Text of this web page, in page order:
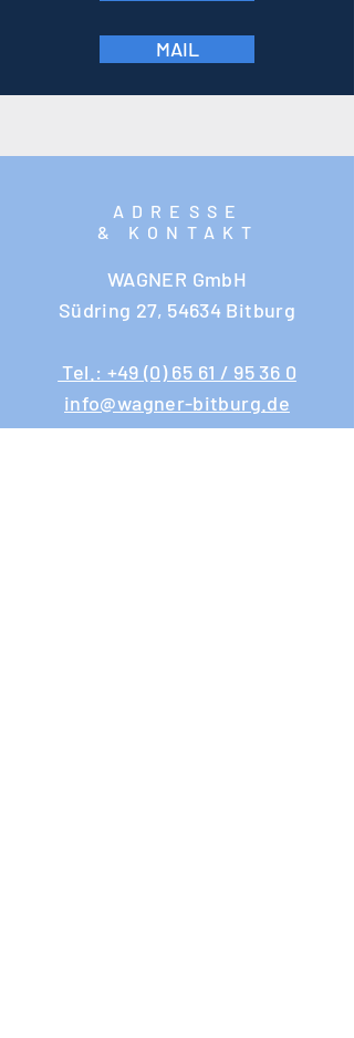
MAIL
ADRESSE
& KONTAKT
WAGNER GmbH
Südring 27, 54634 Bitburg
Tel.: +49 (0) 65 61 / 95 36 0
info@wagner-bitburg.de